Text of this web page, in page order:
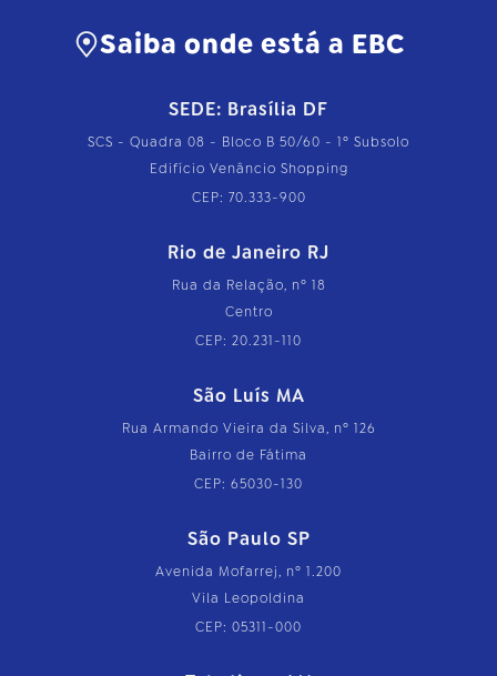
Saiba onde está a EBC
SEDE: Brasília DF
SCS - Quadra 08 - Bloco B 50/60 - 1º Subsolo
Edifício Venâncio Shopping
CEP: 70.333-900
Rio de Janeiro RJ
Rua da Relação, nº 18
Centro
CEP: 20.231-110
São Luís MA
Rua Armando Vieira da Silva, nº 126
Bairro de Fátima
CEP: 65030-130
São Paulo SP
Avenida Mofarrej, nº 1.200
Vila Leopoldina
CEP: 05311-000